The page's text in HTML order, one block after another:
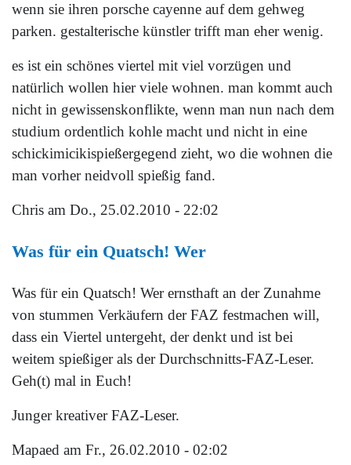
wenn sie ihren porsche cayenne auf dem gehweg
parken. gestalterische künstler trifft man eher wenig.
es ist ein schönes viertel mit viel vorzügen und
natürlich wollen hier viele wohnen. man kommt auch
nicht in gewissenskonflikte, wenn man nun nach dem
studium ordentlich kohle macht und nicht in eine
schickimicikispießergegend zieht, wo die wohnen die
man vorher neidvoll spießig fand.
Chris am Do., 25.02.2010 - 22:02
Was für ein Quatsch! Wer
Was für ein Quatsch! Wer ernsthaft an der Zunahme
von stummen Verkäufern der FAZ festmachen will,
dass ein Viertel untergeht, der denkt und ist bei
weitem spießiger als der Durchschnitts-FAZ-Leser.
Geh(t) mal in Euch!
Junger kreativer FAZ-Leser.
Mapaed am Fr., 26.02.2010 - 02:02